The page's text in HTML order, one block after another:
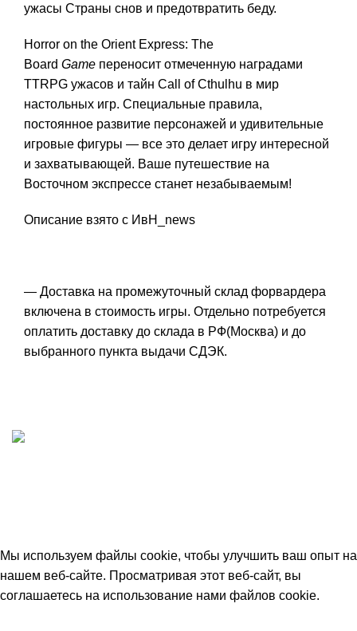
ужасы Страны снов и предотвратить беду.
Horror on the Orient Express: The
Board Game переносит отмеченную наградами
TTRPG ужасов и тайн Call of Cthulhu в мир
настольных игр. Специальные правила,
постоянное развитие персонажей и удивительные
игровые фигуры — все это делает игру интересной
и захватывающей. Ваше путешествие на
Восточном экспрессе станет незабываемым!
Описание взято с ИвН_news
— Доставка на промежуточный склад форвардера
включена в стоимость игры. Отдельно потребуется
оплатить доставку до склада в РФ(Москва) и до
выбранного пункта выдачи СДЭК.
Мы используем файлы cookie, чтобы улучшить ваш опыт на
нашем веб-сайте. Просматривая этот веб-сайт, вы
соглашаетесь на использование нами файлов cookie.